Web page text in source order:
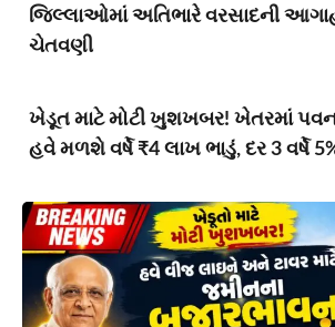
જિલ્લાઓમાં અતિભારે વરસાદની
ચેતવણી
ખેડૂત માટે મોટી ખુશખબર! ખેતરમાં
હવે મળશે વર્ષે ₹4 લાખ ભાડું, દર 3 વર્ષે